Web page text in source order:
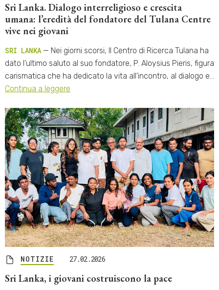
Sri Lanka. Dialogo interreligioso e crescita
umana: l’eredità del fondatore del Tulana Centre
vive nei giovani
SRI LANKA — Nei giorni scorsi, Il Centro di Ricerca Tulana ha
dato l’ultimo saluto al suo fondatore, P. Aloysius Pieris, figura
carismatica che ha dedicato la vita all’incontro, al dialogo e…
Continua a leggere
NOTIZIE 27.02.2026
Sri Lanka, i giovani costruiscono la pace